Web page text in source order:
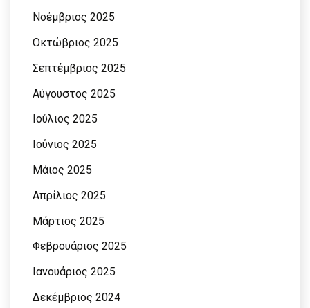
Νοέμβριος 2025
Οκτώβριος 2025
Σεπτέμβριος 2025
Αύγουστος 2025
Ιούλιος 2025
Ιούνιος 2025
Μάιος 2025
Απρίλιος 2025
Μάρτιος 2025
Φεβρουάριος 2025
Ιανουάριος 2025
Δεκέμβριος 2024